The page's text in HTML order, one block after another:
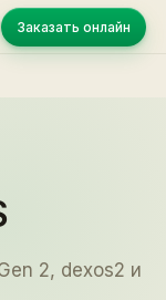
Заказать онлайн
2, dexos2 и